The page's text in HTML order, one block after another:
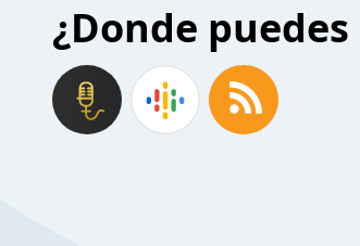
¿Donde